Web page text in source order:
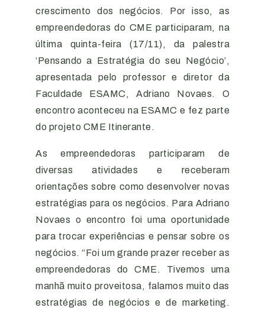
crescimento dos negócios. Por isso, as
empreendedoras do CME participaram, na
última quinta-feira (17/11), da palestra
‘Pensando a Estratégia do seu Negócio’,
apresentada pelo professor e diretor da
Faculdade ESAMC, Adriano Novaes. O
encontro aconteceu na ESAMC e fez parte
do projeto CME Itinerante.
As empreendedoras participaram de
diversas atividades e receberam
orientações sobre como desenvolver novas
estratégias para os negócios. Para Adriano
Novaes o encontro foi uma oportunidade
para trocar experiências e pensar sobre os
negócios. “Foi um grande prazer receber as
empreendedoras do CME. Tivemos uma
manhã muito proveitosa, falamos muito das
estratégias de negócios e de marketing.